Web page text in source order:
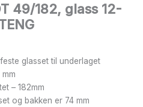
49/182, glass 12-
glasset til underlaget
mm
– 182mm
og bakken er 74 mm